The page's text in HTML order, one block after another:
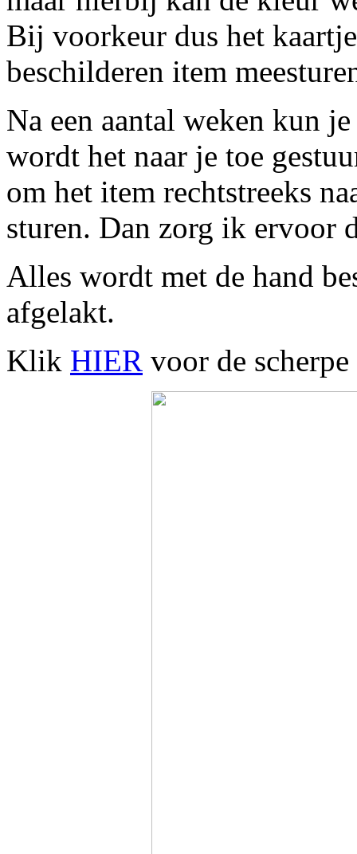
Bij voorkeur dus het
beschilderen item
Na een aantal weken kun
wordt het naar je toe
om het item rechtstreeks
sturen. Dan zorg ik ervoor
Alles wordt met de hand
afgelakt.
Klik HIER voor de